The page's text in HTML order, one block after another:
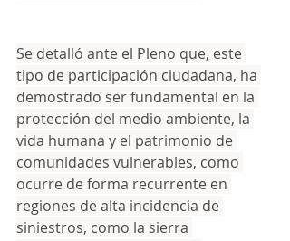
Se detalló ante el Pleno que, este
tipo de participación ciudadana, ha
demostrado ser fundamental en la
protección del medio ambiente, la
vida humana y el patrimonio de
comunidades vulnerables, como
ocurre de forma recurrente en
regiones de alta incidencia de
siniestros, como la sierra